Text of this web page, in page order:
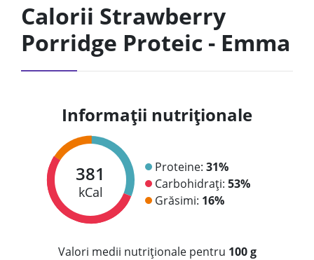
Calorii Strawberry
Porridge Proteic - Emma
Informații nutriționale
381
kCal
Proteine: 31%
Carbohidrați: 53%
Grăsimi: 16%
Valori medii nutriționale pentru 100 g